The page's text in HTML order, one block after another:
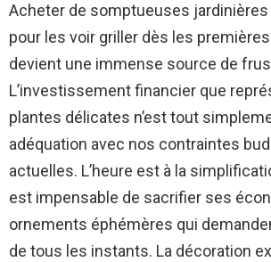
Acheter de somptueuses
pour les voir griller dès les
devient une immense source de
L’investissement financier que
plantes délicates n’est tout
adéquation avec nos contraintes
actuelles. L’heure est à la
est impensable de sacrifier ses
ornements éphémères qui
de tous les instants. La décoration